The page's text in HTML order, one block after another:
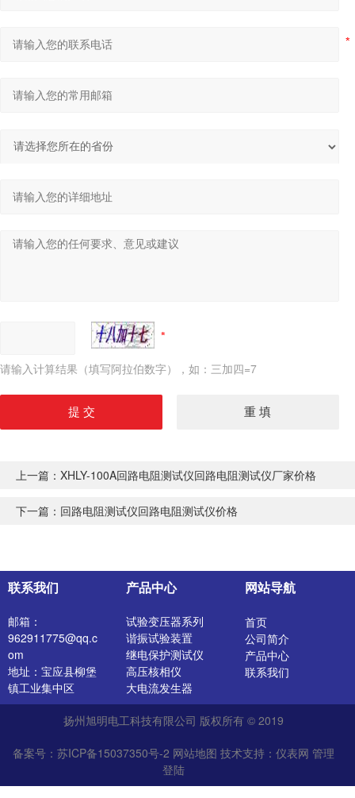
请输入计算结果（填写阿拉伯数字），如：三加四=7
上一篇： XHLY-100A回路电阻测试仪回路电阻测试仪厂家价格
下一篇： 回路电阻测试仪回路电阻测试仪价格
联系我们
邮箱：
962911775@qq.c
om
地址：宝应县柳堡
镇工业集中区
产品中心
试验变压器系列
谐振试验装置
继电保护测试仪
高压核相仪
大电流发生器
开关特性测试仪
高压发生器
介质损耗测试仪
直流电阻测试仪
绝缘油介电强度测
网站导航
首页
公司简介
产品中心
联系我们
扬州旭明电工科技有限公司 版权所有 © 2019
备案号：苏ICP备15037350号-2 网站地图 技术支持： 仪表网 管理
登陆